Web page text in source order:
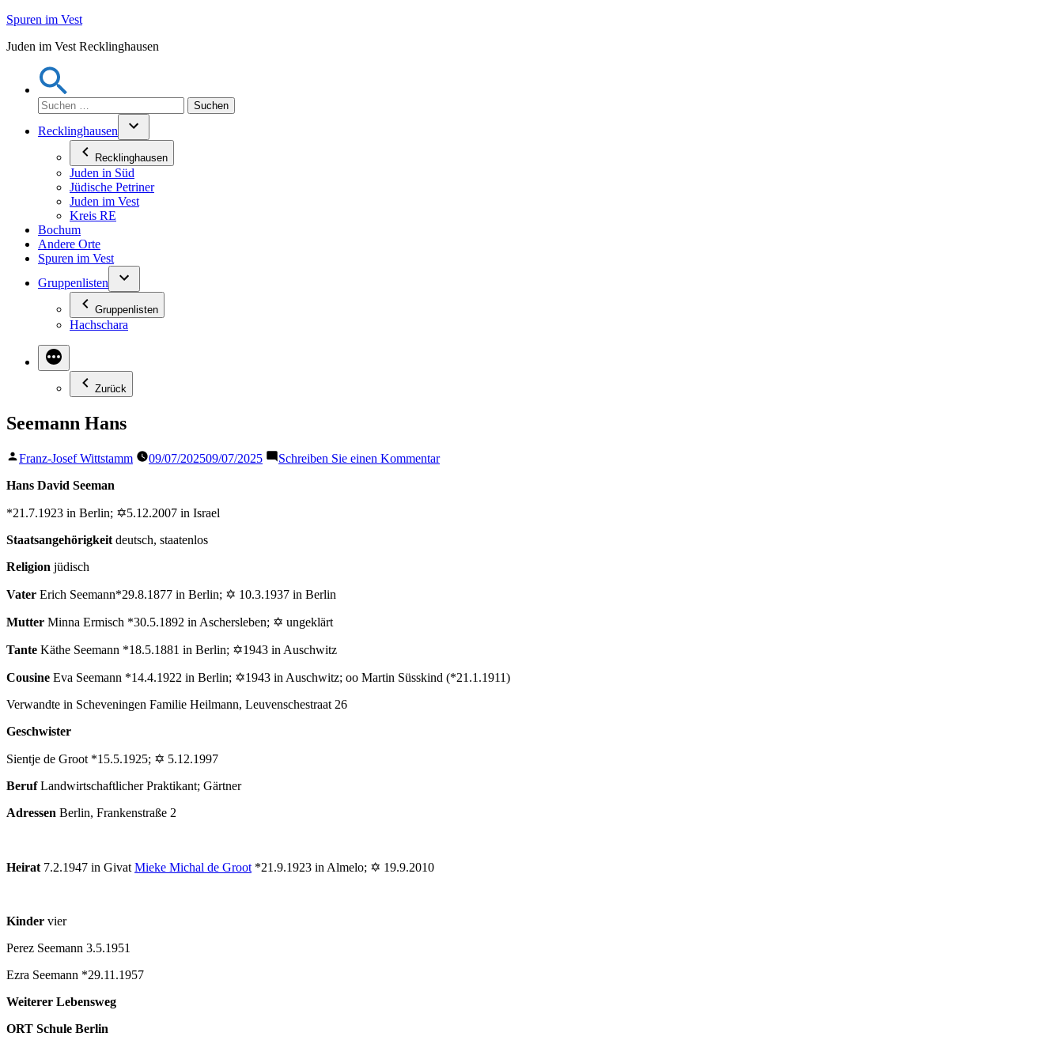
Zum
springen
Spuren im Vest
Juden im Vest Recklinghausen
Suchen
nach:
Recklinghausen
Recklinghausen
Juden in Süd
Jüdische Petriner
Juden im Vest
Kreis RE
Bochum
Andere Orte
Spuren im Vest
Gruppenlisten
Gruppenlisten
Hachschara
Zurück
Seemann Hans
Veröffentlicht
Franz-Josef Wittstamm 09/07/202509/07/2025 Schreiben Sie einen Kommentarzu
Hans David Seeman
*21.7.1923 in Berlin; ✡5.12.2007 in Israel
Staatsangehörigkeit deutsch, staatenlos
Religion jüdisch
Vater Erich Seemann*29.8.1877 in Berlin; ✡ 10.3.1937 in Berlin
Mutter Minna Ermisch *30.5.1892 in Aschersleben; ✡ ungeklärt
Tante Käthe Seemann *18.5.1881 in Berlin; ✡1943 in Auschwitz
Cousine Eva Seemann *14.4.1922 in Berlin; ✡1943 in Auschwitz; oo Martin Süsskind (*21.1.1911)
Verwandte in Scheveningen Familie Heilmann, Leuvenschestraat 26
Geschwister
Sientje de Groot *15.5.1925; ✡ 5.12.1997
BerufLandwirtschaftlicher Praktikant; Gärtner
Adressen Berlin, Frankenstraße 2
Heirat 7.2.1947 in Givat Mieke Michal de Groot *21.9.1923 in Almelo; ✡ 19.9.2010
Kinder vier
Perez Seemann 3.5.1951
Ezra Seemann *29.11.1957
Weiterer Lebensweg
ORT Schule Berlin